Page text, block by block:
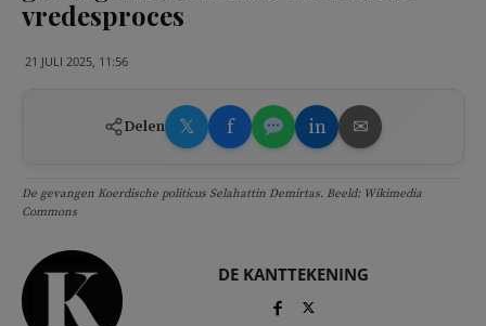
vredesproces
21 JULI 2025, 11:56
Delen 𝕏 f in ✉
De gevangen Koerdische politicus Selahattin Demirtas. Beeld: Wikimedia
Commons
DE KANTTEKENING